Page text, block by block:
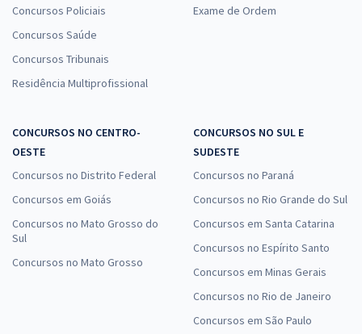
Concursos Policiais
Concursos Saúde
Concursos Tribunais
Residência Multiprofissional
Exame de Ordem
CONCURSOS NO CENTRO-
OESTE
Concursos no Distrito Federal
Concursos em Goiás
Concursos no Mato Grosso do
Sul
Concursos no Mato Grosso
CONCURSOS NO SUL E
SUDESTE
Concursos no Paraná
Concursos no Rio Grande do Sul
Concursos em Santa Catarina
Concursos no Espírito Santo
Concursos em Minas Gerais
Concursos no Rio de Janeiro
Concursos em São Paulo